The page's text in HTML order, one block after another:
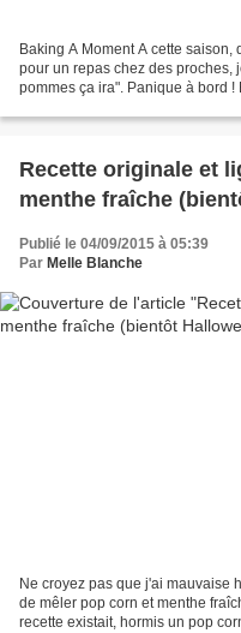
Baking A Moment A cette
pour un repas chez des proches,
pommes ça ira". Panique à bord
Recette originale et
menthe fraîche
Publié le 04/09/2015 à 05:39
Par Melle Blanche
Ne croyez pas que j'ai mauvaise
de mêler pop corn et menthe
recette existait, hormis un pop